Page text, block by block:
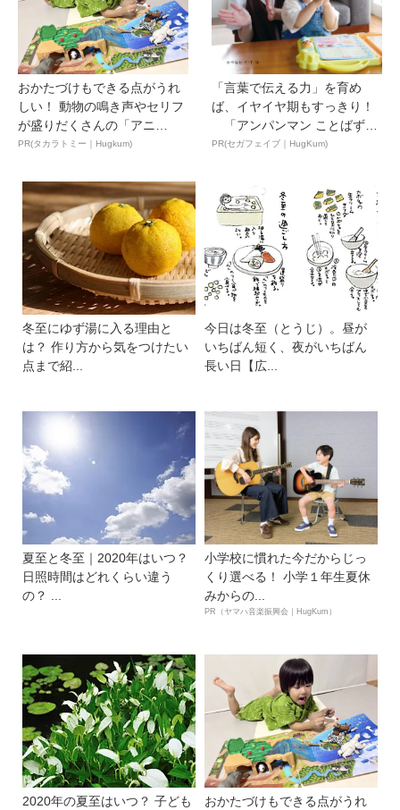
おかたづけもできる点がうれ
しい！ 動物の鳴き声やセリフ
が盛りだくさんの「アニ
ア ...
PR(タカラトミー｜Hugkum)
「言葉で伝える力」を育め
ば、イヤイヤ期もすっきり！
「アンパンマン ことばずか
ん...
PR(セガフェイブ｜HugKum)
冬至にゆず湯に入る理由と
は？ 作り方から気をつけたい
点まで紹...
今日は冬至（とうじ）。昼が
いちばん短く、夜がいちばん
長い日【広...
夏至と冬至｜2020年はいつ？
日照時間はどれくらい違う
の？ ...
小学校に慣れた今だからじっ
くり選べる！ 小学１年生夏休
みからの...
PR（ヤマハ音楽振興会｜HugKum）
2020年の夏至はいつ？ 子ども
おかたづけもできる点がうれ